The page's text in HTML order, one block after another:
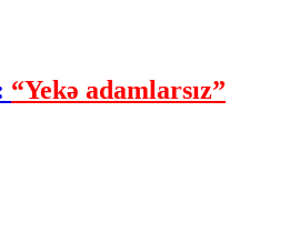
“Yekə adamlarsız”